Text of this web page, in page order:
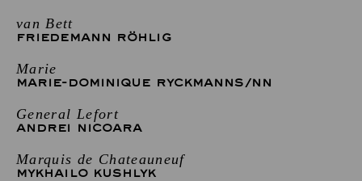
van Bett
FRIEDEMANN RÖHLIG
Marie
MARIE-DOMINIQUE RYCKMANNS/NN
General Lefort
ANDREI NICOARA
Marquis de Chateauneuf
MYKHAILO KUSHLYK